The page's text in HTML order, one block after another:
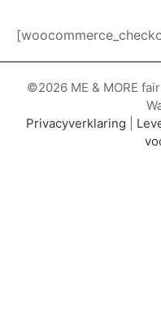
©2026 ME & MORE
Privacyverklaring